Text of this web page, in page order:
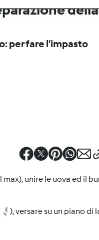
per fare l’impasto
unire le uova ed il
), versare su un piano